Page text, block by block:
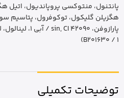
پانتنول، منتوکسی پروپاندیول، اتیل
هگزیلن گلیکول، توکوفرول، پتاسیم
B201630 / 1)
توضیحات تکمیلی